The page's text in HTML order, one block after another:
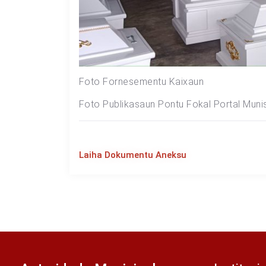
Foto Fornesementu Kaixaun
Foto Publikasaun Pontu Fokal Portal
Laiha Dokumentu Aneksu